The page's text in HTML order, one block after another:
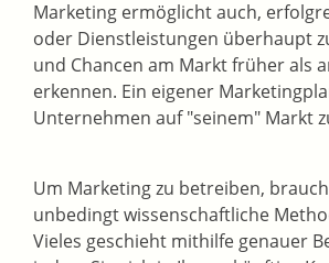
Marketing ermöglicht auch,
oder Dienstleistungen überhaupt
und Chancen am Markt früher als
erkennen. Ein eigener
Unternehmen auf "seinem" Markt
Um Marketing zu betreiben,
unbedingt wissenschaftliche
Vieles geschieht mithilfe genauer